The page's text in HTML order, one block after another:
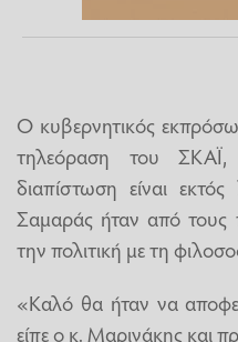
Ο κυβερνητικός
τηλεόραση του ΣΚΑΪ,
διαπίστωση είναι
Σαμαράς ήταν από τους
την πολιτική με τη
«Καλό θα ήταν να
είπε ο κ. Μαρινάκης και